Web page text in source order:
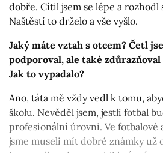
dobře. Cítil jsem se lépe a rozhodl
Naštěstí to drželo a vše vyšlo.
Jaký máte vztah s otcem? Četl
podporoval, ale také
Jak to vypadalo?
Ano, táta mě vždy vedl k tomu,
školu. Nevěděl jsem, jestli fotbal
profesionální úrovni. Ve fotbalové
jsme museli mít dobré známky už